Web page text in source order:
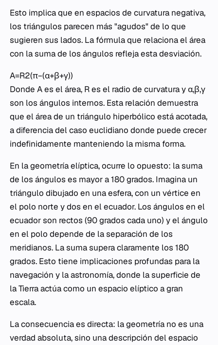
Esto implica que en espacios de curvatura negativa,
los triángulos parecen más "agudos" de lo que
sugieren sus lados. La fórmula que relaciona el área
con la suma de los ángulos refleja esta desviación.
A=R2(π−(α+β+γ))
Donde A es el área, R es el radio de curvatura y α,β,γ
son los ángulos internos. Esta relación demuestra
que el área de un triángulo hiperbólico está acotada,
a diferencia del caso euclidiano donde puede crecer
indefinidamente manteniendo la misma forma.
En la geometría elíptica, ocurre lo opuesto: la suma
de los ángulos es mayor a 180 grados. Imagina un
triángulo dibujado en una esfera, con un vértice en
el polo norte y dos en el ecuador. Los ángulos en el
ecuador son rectos (90 grados cada uno) y el ángulo
en el polo depende de la separación de los
meridianos. La suma supera claramente los 180
grados. Esto tiene implicaciones profundas para la
navegación y la astronomía, donde la superficie de
la Tierra actúa como un espacio elíptico a gran
escala.
La consecuencia es directa: la geometría no es una
verdad absoluta, sino una descripción del espacio